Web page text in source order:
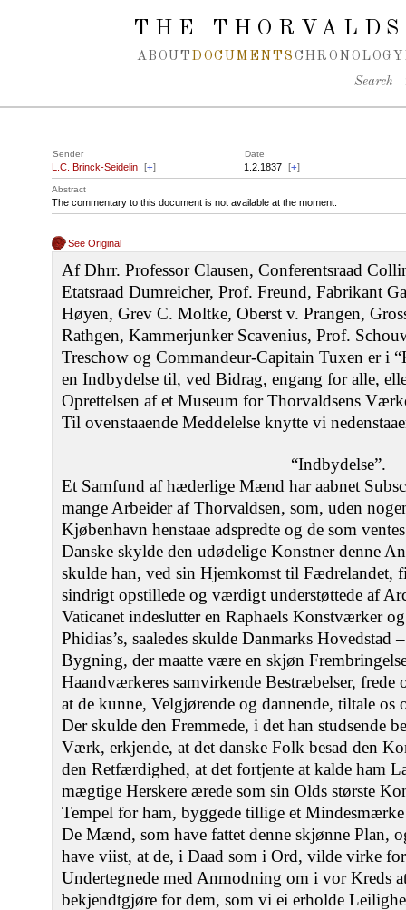
Spring navigation over
THE
ABOUT DOCUMENTS CHRONOLOGY
Search
Sender Date
L.C. Brinck-Seidelin [+] 1.2.1837 [+]
Abstract
The commentary to this document is not available at the moment.
See Original
Af Dhrr. Professor Clausen, Conferentsraad
Etatsraad Dumreicher, Prof. Freund, Fabrikant
Høyen, Grev C. Moltke, Oberst v. Prangen,
Rathgen, Kammerjunker Scavenius, Prof.
Treschow og Commandeur-Capitain Tuxen er i
en Indbydelse til, ved Bidrag, engang for alle,
Oprettelsen af et Museum for Thorvaldsens
Til ovenstaaende Meddelelse knytte vi
“Indbydelse”.
Et Samfund af hæderlige Mænd har aabnet
mange Arbeider af Thorvaldsen, som, uden
Kjøbenhavn henstaae adspredte og de som
Danske skylde den udødelige Konstner denne
skulde han, ved sin Hjemkomst til Fædrelandet,
sindrigt opstillede og værdigt understøttede af
Vaticanet indeslutter en Raphaels Konstværker
Phidias’s, saaledes skulde Danmarks Hovedstad
Bygning, der maatte være en skjøn
Haandværkeres samvirkende Bestræbelser, frede
at de kunne, Velgjørende og dannende, tiltale os
Der skulde den Fremmede, i det han studsende
Værk, erkjende, at det danske Folk besad den
den Retfærdighed, at det fortjente at kalde ham
mægtige Herskere ærede som sin Olds største
Tempel for ham, byggede tillige et
De Mænd, som have fattet denne skjønne Plan,
have viist, at de, i Daad som i Ord, vilde virke
Undertegnede med Anmodning om i vor Kreds
bekjendtgjøre for dem, som vi ei erholde